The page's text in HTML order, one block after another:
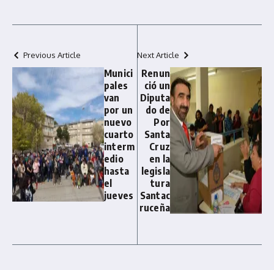
Previous Article
Munici
pales
van
por un
nuevo
cuarto
interm
edio
hasta
el
jueves
Next Article
Renun
ció un
Diputa
do de
Por
Santa
Cruz
en la
legisla
tura
Santac
ruceña